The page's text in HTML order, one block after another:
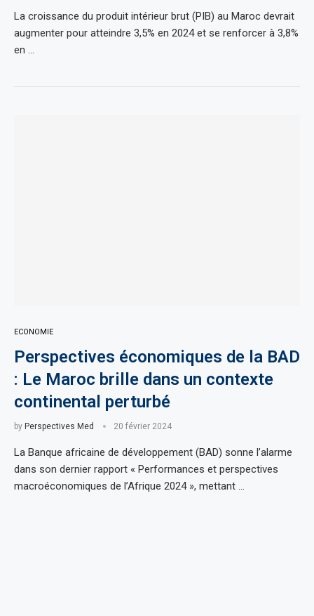
La croissance du produit intérieur brut (PIB) au Maroc devrait
augmenter pour atteindre 3,5% en 2024 et se renforcer à 3,8%
en …
ECONOMIE
Perspectives économiques de la BAD
: Le Maroc brille dans un contexte
continental perturbé
by Perspectives Med 20 février 2024
La Banque africaine de développement (BAD) sonne l’alarme
dans son dernier rapport « Performances et perspectives
macroéconomiques de l’Afrique 2024 », mettant …